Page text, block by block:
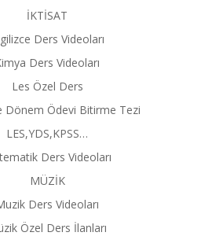
İKTİSAT
Ders Videoları
Ders Videoları
Les Özel Ders
Dönem Ödevi Bitirme Tezi
LES,YDS,KPSS…
Ders Videoları
MÜZİK
Ders Videoları
Özel Ders İlanları